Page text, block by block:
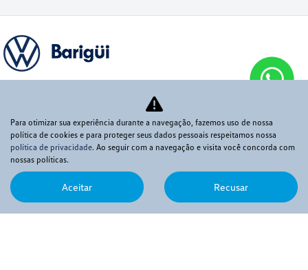
Mapa do site
Política de privacidade
VOX COMERCIO DE AUTOMOVEIS LTDA
Para otimizar sua experiência durante a navegação, fazemos uso de nossa
política de cookies e para proteger seus dados pessoais respeitamos nossa
política de privacidade. Ao seguir com a navegação e visita você concorda com
nossas políticas.
Aceitar Recusar